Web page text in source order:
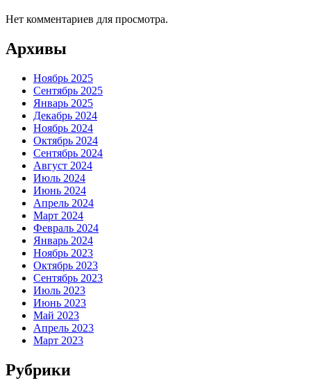
Нет комментариев для просмотра.
Архивы
Ноябрь 2025
Сентябрь 2025
Январь 2025
Декабрь 2024
Ноябрь 2024
Октябрь 2024
Сентябрь 2024
Август 2024
Июль 2024
Июнь 2024
Апрель 2024
Март 2024
Февраль 2024
Январь 2024
Ноябрь 2023
Октябрь 2023
Сентябрь 2023
Июль 2023
Июнь 2023
Май 2023
Апрель 2023
Март 2023
Рубрики